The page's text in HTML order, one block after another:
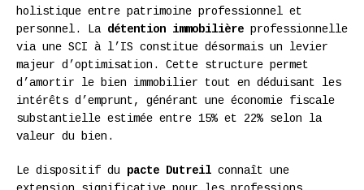
holistique entre patrimoine professionnel et
personnel. La détention immobilière professionnelle
via une SCI à l’IS constitue désormais un levier
majeur d’optimisation. Cette structure permet
d’amortir le bien immobilier tout en déduisant les
intérêts d’emprunt, générant une économie fiscale
substantielle estimée entre 15% et 22% selon la
valeur du bien.
Le dispositif du pacte Dutreil connaît une